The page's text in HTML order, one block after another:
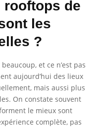
rooftops de
les
?
et ce n’est pas
aujourd’hui des lieux
mais aussi plus
On constate souvent
le mieux sont
complète, pas